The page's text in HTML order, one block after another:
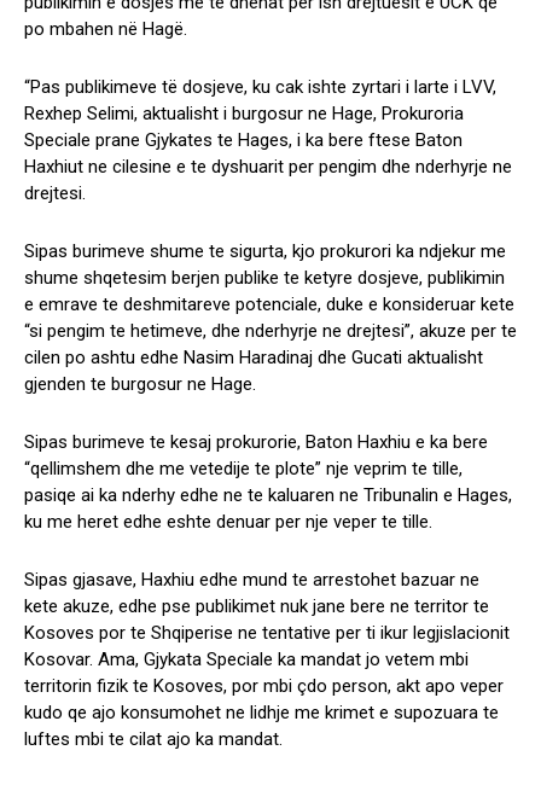
po mbahen në Hagë.
“Pas publikimeve të dosjeve, ku cak ishte zyrtari i larte i LVV,
Rexhep Selimi, aktualisht i burgosur ne Hage, Prokuroria
Speciale prane Gjykates te Hages, i ka bere ftese Baton
Haxhiut ne cilesine e te dyshuarit per pengim dhe nderhyrje ne
drejtesi.
Sipas burimeve shume te sigurta, kjo prokurori ka ndjekur me
shume shqetesim berjen publike te ketyre dosjeve, publikimin
e emrave te deshmitareve potenciale, duke e konsideruar kete
“si pengim te hetimeve, dhe nderhyrje ne drejtesi”, akuze per te
cilen po ashtu edhe Nasim Haradinaj dhe Gucati aktualisht
gjenden te burgosur ne Hage.
Sipas burimeve te kesaj prokurorie, Baton Haxhiu e ka bere
“qellimshem dhe me vetedije te plote” nje veprim te tille,
pasiqe ai ka nderhy edhe ne te kaluaren ne Tribunalin e Hages,
ku me heret edhe eshte denuar per nje veper te tille.
Sipas gjasave, Haxhiu edhe mund te arrestohet bazuar ne
kete akuze, edhe pse publikimet nuk jane bere ne territor te
Kosoves por te Shqiperise ne tentative per ti ikur legjislacionit
Kosovar. Ama, Gjykata Speciale ka mandat jo vetem mbi
territorin fizik te Kosoves, por mbi çdo person, akt apo veper
kudo qe ajo konsumohet ne lidhje me krimet e supozuara te
luftes mbi te cilat ajo ka mandat.